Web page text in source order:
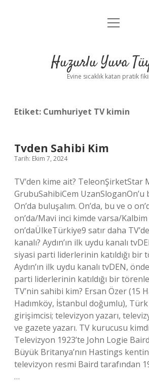
Anasayfa
Yasal Uyarı
menüyü
Huzurlu Yuva
Evine sıcaklık katan pratik
Etiket: Cumhuriyet TV kimin
Tvden Sahibi Kim
Tarih: Ekim 7, 2024
TV’den kime ait? TeleonŞirketStar
GrubuSahibiCem UzanSloganOn’u
On’da buluşalım. On’da, bu ve o
on’da/Mavi inci kimde varsa/Kalbim
on’daÜlkeTürkiye9 satır daha
kanalı? Aydın’ın ilk uydu kanalı
siyasi parti liderlerinin katıldığı bir
Aydın’ın ilk uydu kanalı tvDEN,
parti liderlerinin katıldığı bir törenle
TV’nin sahibi kim? Ersan Özer (15
Hadımköy, İstanbul doğumlu),
girişimcisi; televizyon yazarı,
ve gazete yazarı. TV kurucusu
Televizyon 1923’te John Logie
Büyük Britanya’nın Hastings
televizyon resmi Baird tarafından
…